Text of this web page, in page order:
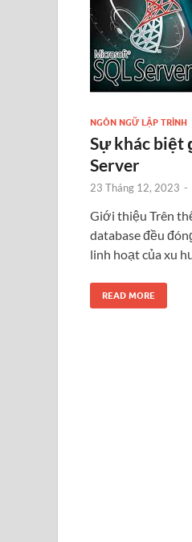
NGÔN NGỮ LẬP TRÌNH
Sự khác biệt
Server
23 Tháng 12, 2023 -
Giới thiệu Trên
database đều
linh hoạt của xu
READ MORE